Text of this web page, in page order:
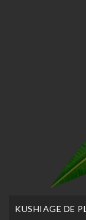
KUSHIAGE DE